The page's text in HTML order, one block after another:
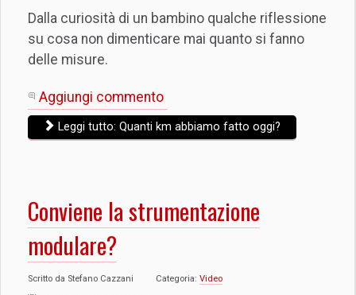
Dalla curiosità di un bambino qualche riflessione
su cosa non dimenticare mai quanto si fanno
delle misure.
Aggiungi commento
Leggi tutto: Quanti km abbiamo fatto oggi?
Conviene la strumentazione
modulare?
Scritto da Stefano Cazzani Categoria: Video